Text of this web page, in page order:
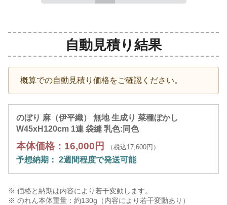
自動見積り結果
概算での自動見積り価格をご確認ください。
のぼり 麻（伊平織） 無地 生成り 菜種ぼかし
W45xH120cm 1連 袋縫 乳色:同色
本体価格：16,000円 （税込17,600円）
予想納期： 2週間程度で発送可能
※ 価格と納期は内容により若干変動します。
※ のれん本体重量：約130g（内容により若干変動あり）